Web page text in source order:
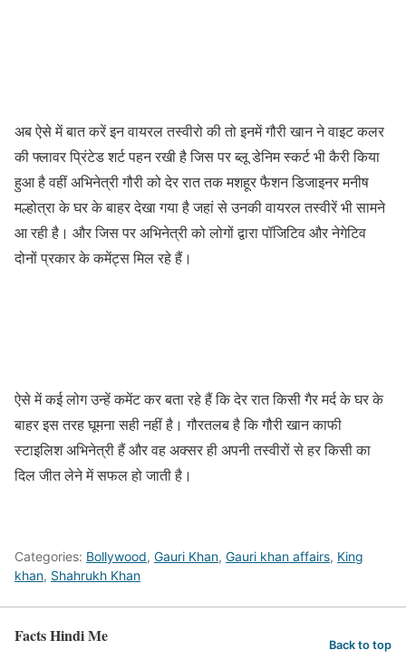
अब ऐसे में बात करें इन वायरल तस्वीरो की तो इनमें गौरी खान ने वाइट कलर
की फ्लावर प्रिंटेड शर्ट पहन रखी है जिस पर ब्लू डेनिम स्कर्ट भी कैरी किया
हुआ है वहीं अभिनेत्री गौरी को देर रात तक मशहूर फैशन डिजाइनर मनीष
मल्होत्रा के घर के बाहर देखा गया है जहां से उनकी वायरल तस्वीरें भी सामने
आ रही है। और जिस पर अभिनेत्री को लोगों द्वारा पॉजिटिव और नेगेटिव
दोनों प्रकार के कमेंट्स मिल रहे हैं।
ऐसे में कई लोग उन्हें कमेंट कर बता रहे हैं कि देर रात किसी गैर मर्द के घर के
बाहर इस तरह घूमना सही नहीं है। गौरतलब है कि गौरी खान काफी
स्टाइलिश अभिनेत्री हैं और वह अक्सर ही अपनी तस्वीरों से हर किसी का
दिल जीत लेने में सफल हो जाती है।
Categories: Bollywood, Gauri Khan, Gauri khan affairs, King
khan, Shahrukh Khan
Facts Hindi Me Back to top